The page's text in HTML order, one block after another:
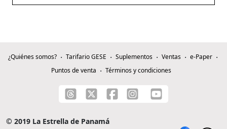
¿Quiénes somos? Tarifario GESE Suplementos Ventas
e-Paper
Puntos de venta
Términos y condiciones
© 2019 La Estrella de Panamá